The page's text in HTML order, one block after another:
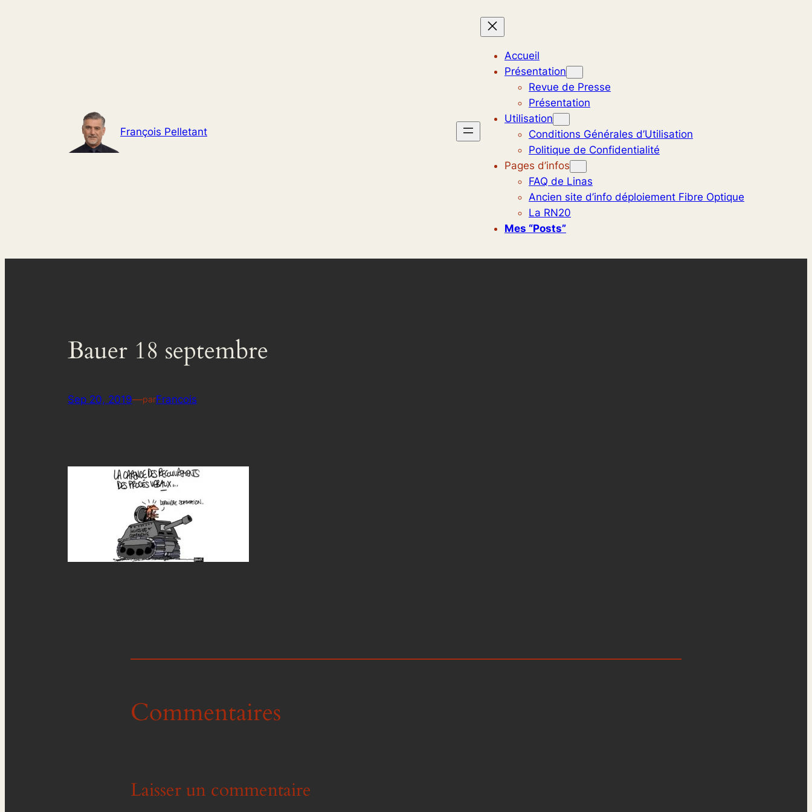
François Pelletant
Accueil
Présentation
Revue de Presse
Présentation
Utilisation
Conditions Générales d’Utilisation
Politique de Confidentialité
Pages d’infos
FAQ de Linas
Ancien site d’info déploiement Fibre Optique
La RN20
Mes “posts”
Bauer 18 septembre
Sep 20, 2019—parFrancois
Commentaires
Laisser un commentaire